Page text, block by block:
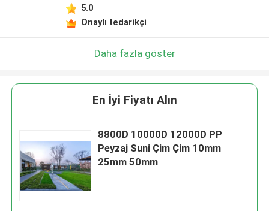
5.0
Onaylı tedarikçi
Daha fazla göster
En İyi Fiyatı Alın
8800D 10000D 12000D PP
Peyzaj Suni Çim Çim 10mm
25mm 50mm